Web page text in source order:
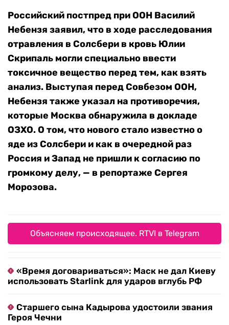
Российский постпред при ООН Василий
Небензя заявил, что в ходе расследования
отравления в Солсбери в кровь Юлии
Скрипаль могли специально ввести
токсичное вещество перед тем, как взять
анализ. Выступая перед Совбезом ООН,
Небензя также указал на противоречия,
которые Москва обнаружила в докладе
ОЗХО. О том, что нового стало известно о
яде из Солсбери и как в очередной раз
Россия и Запад не пришли к согласию по
громкому делу, — в репортаже Сергея
Морозова.
Объясняем происходящее. RTVI в Telegram
«Время договариваться»: Маск не дал Киеву
использовать Starlink для ударов вглубь РФ
Старшего сына Кадырова удостоили звания
Героя Чечни